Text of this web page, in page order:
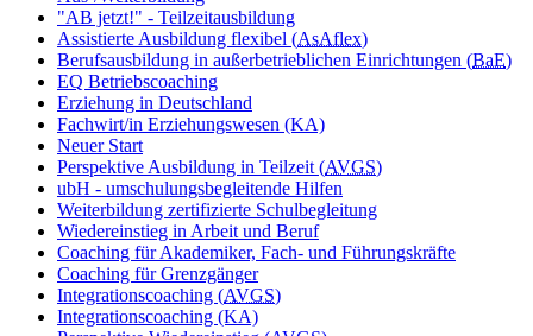
"AB jetzt!" - Teilzeitausbildung
Assistierte Ausbildung flexibel (AsAflex)
Berufsausbildung in außerbetrieblichen Einrichtungen (BaE)
EQ Betriebscoaching
Erziehung in Deutschland
Fachwirt/in Erziehungswesen (KA)
Neuer Start
Perspektive Ausbildung in Teilzeit (AVGS)
ubH - umschulungsbegleitende Hilfen
Weiterbildung zertifizierte Schulbegleitung
Wiedereinstieg in Arbeit und Beruf
Coaching für Akademiker, Fach- und Führungskräfte
Coaching für Grenzgänger
Integrationscoaching (AVGS)
Integrationscoaching (KA)